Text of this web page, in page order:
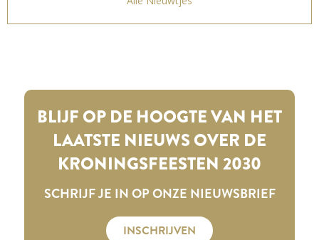
BLIJF OP DE HOOGTE VAN HET
LAATSTE NIEUWS OVER DE
KRONINGSFEESTEN 2030
SCHRIJF JE IN OP ONZE NIEUWSBRIEF
INSCHRIJVEN